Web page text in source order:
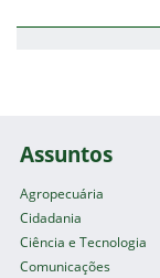
Assuntos
Agropecuária
Cidadania
Ciência e Tecnologia
Comunicações